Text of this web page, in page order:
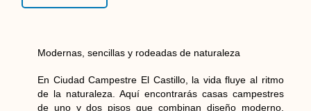
Modernas, sencillas y rodeadas de naturaleza
En Ciudad Campestre El Castillo, la vida fluye al ritmo
de la naturaleza. Aquí encontrarás casas campestres
de uno y dos pisos que combinan diseño moderno,